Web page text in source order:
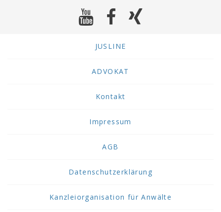
JUSLINE
ADVOKAT
Kontakt
Impressum
AGB
Datenschutzerklärung
Kanzleiorganisation für Anwälte